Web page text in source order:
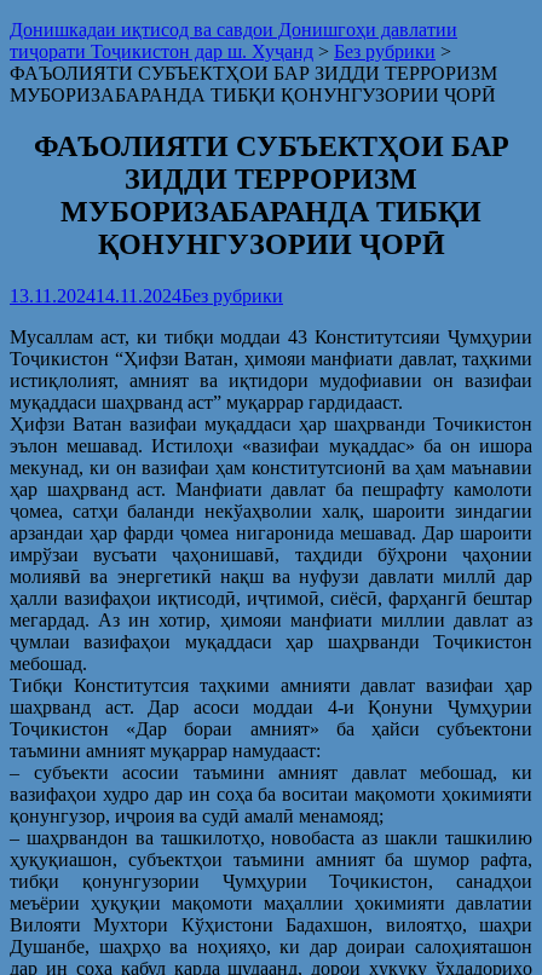
Донишкадаи иқтисод ва савдои Донишгоҳи давлатии
тиҷорати Тоҷикистон дар ш. Хуҷанд > Без рубрики >
ФАЪОЛИЯТИ СУБЪЕКТҲОИ БАР ЗИДДИ ТЕРРОРИЗМ
МУБОРИЗАБАРАНДА ТИБҚИ ҚОНУНГУЗОРИИ ҶОРӢ
ФАЪОЛИЯТИ СУБЪЕКТҲОИ БАР
ЗИДДИ ТЕРРОРИЗМ
МУБОРИЗАБАРАНДА ТИБҚИ
ҚОНУНГУЗОРИИ ҶОРӢ
13.11.202414.11.2024Без рубрики
Мусаллам аст, ки тибқи моддаи 43 Конститутсияи Ҷумҳурии
Тоҷикистон “Ҳифзи Ватан, ҳимояи манфиати давлат, таҳкими
истиқлолият, амният ва иқтидори мудофиавии он вазифаи
муқаддаси шаҳрванд аст” муқаррар гардидааст.
Ҳифзи Ватан вазифаи муқаддаси ҳар шаҳрванди Точикистон
эълон мешавад. Истилоҳи «вазифаи муқаддас» ба он ишора
мекунад, ки он вазифаи ҳам конститутсионӣ ва ҳам маънавии
ҳар шаҳрванд аст. Манфиати давлат ба пешрафту камолоти
ҷомеа, сатҳи баланди некўаҳволии халқ, шароити зиндагии
арзандаи ҳар фарди ҷомеа нигаронида мешавад. Дар шароити
имрўзаи вусъати ҷаҳонишавӣ, таҳдиди бўҳрони ҷаҳонии
молиявӣ ва энергетикӣ нақш ва нуфузи давлати миллӣ дар
ҳалли вазифаҳои иқтисодӣ, иҷтимоӣ, сиёсӣ, фарҳангӣ бештар
мегардад. Аз ин хотир, ҳимояи манфиати миллии давлат аз
ҷумлаи вазифаҳои муқаддаси ҳар шаҳрванди Тоҷикистон
мебошад.
Тибқи Конститутсия таҳкими амнияти давлат вазифаи ҳар
шаҳрванд аст. Дар асоси моддаи 4-и Қонуни Ҷумҳурии
Тоҷикистон «Дар бораи амният» ба ҳайси субъектони
таъмини амният муқаррар намудааст:
– субъекти асосии таъмини амният давлат мебошад, ки
вазифаҳои худро дар ин соҳа ба воситаи мақомоти ҳокимияти
қонунгузор, иҷроия ва судӣ амалӣ менамояд;
– шаҳрвандон ва ташкилотҳо, новобаста аз шакли ташкилию
ҳуқуқиашон, субъектҳои таъмини амният ба шумор рафта,
тибқи қонунгузории Ҷумҳурии Тоҷикистон, санадҳои
меъёрии ҳуқуқии мақомоти маҳаллии ҳокимияти давлатии
Вилояти Мухтори Кўҳистони Бадахшон, вилоятҳо, шаҳри
Душанбе, шаҳрҳо ва ноҳияҳо, ки дар доираи салоҳияташон
дар ин соҳа қабул карда шудаанд, дорои ҳуқуқу ўҳдадориҳо